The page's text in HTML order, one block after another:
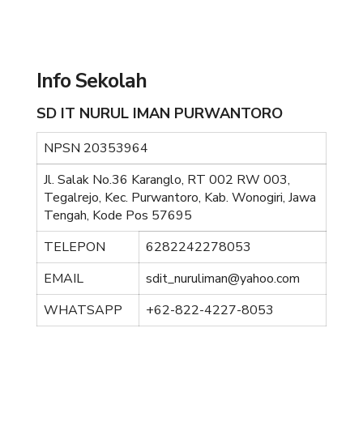
Info Sekolah
SD IT NURUL IMAN PURWANTORO
NPSN 20353964
Jl. Salak No.36 Karanglo, RT 002 RW 003,
Tegalrejo, Kec. Purwantoro, Kab. Wonogiri, Jawa
Tengah, Kode Pos 57695
TELEPON
6282242278053
EMAIL
sdit_nuruliman@yahoo.com
WHATSAPP
+62-822-4227-8053